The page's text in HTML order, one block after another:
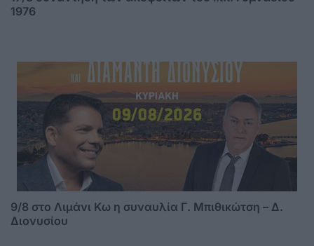
1976
9/8 στο Λιμάνι Κω η συναυλία Γ. Μπιθικώτση – Δ.
Διονυσίου